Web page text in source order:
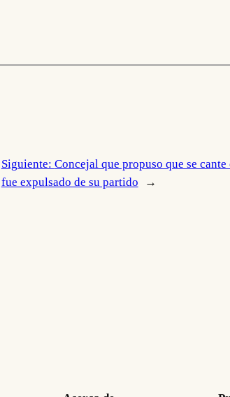
Siguiente: Concejal que propuso que se
fue expulsado de su partido
→